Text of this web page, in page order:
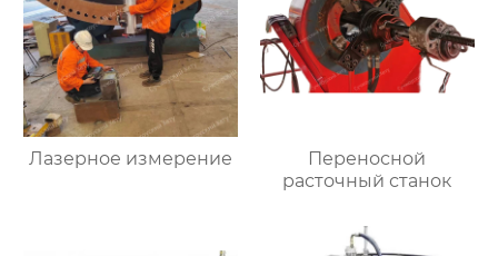
Лазерное измерение
Переносной
расточный станок